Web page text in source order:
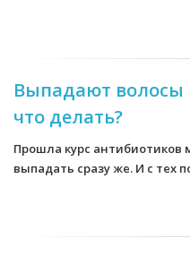
Выпадают волосы
что делать?
Прошла курс антибиотиков
выпадать сразу же. И с тех